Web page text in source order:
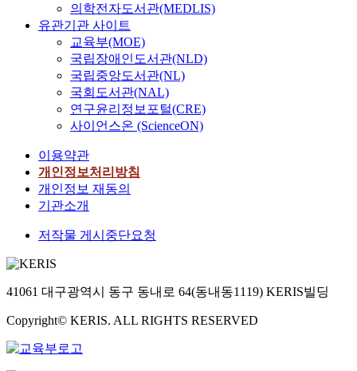
의학전자도서관(MEDLIS)
유관기관 사이트
교육부(MOE)
국립장애인도서관(NLD)
국립중앙도서관(NL)
국회도서관(NAL)
연구윤리정보포털(CRE)
사이언스온 (ScienceON)
이용약관
개인정보처리방침
개인정보 재동의
기관소개
저작물 게시중단요청
41061 대구광역시 동구 동내로 64(동내동1119) KERIS빌딩
Copyright© KERIS. ALL RIGHTS RESERVED